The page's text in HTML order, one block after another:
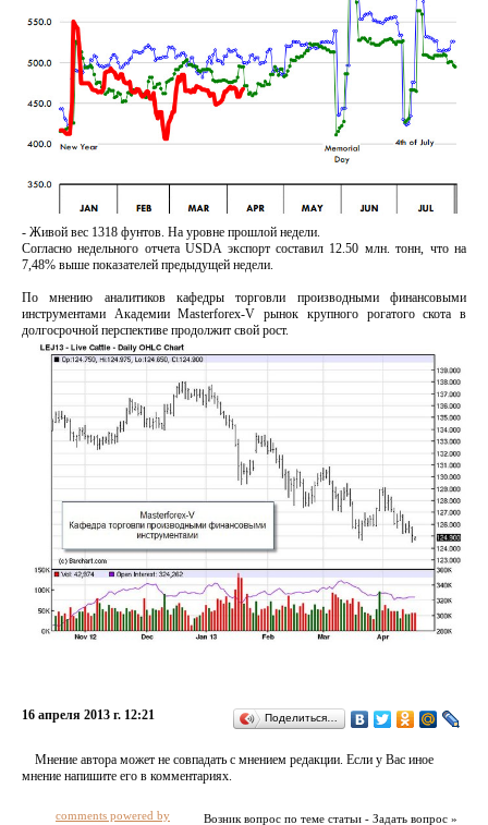
- Живой вес 1318 фунтов. На уровне прошлой недели.
Согласно недельного отчета USDA экспорт составил 12.50 млн. тонн, что на
7,48% выше показателей предыдущей недели.
По мнению аналитиков кафедры торговли производными финансовыми
инструментами Академии Masterforex-V рынок крупного рогатого скота в
долгосрочной перспективе продолжит свой рост.
16 апреля 2013 г. 12:21 Поделиться…
Мнение автора может не совпадать с мнением редакции. Если у Вас иное
мнение напишите его в комментариях.
Возник вопрос по теме статьи - Задать вопрос »
comments powered by